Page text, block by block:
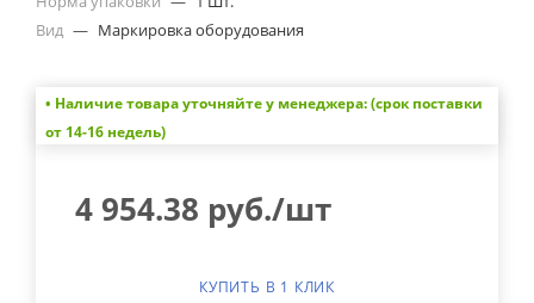
Вид — Маркировка оборудования
• Наличие товара уточняйте у менеджера: (срок поставки
от 14-16 недель)
4 954.38 руб./шт
КУПИТЬ В 1 КЛИК